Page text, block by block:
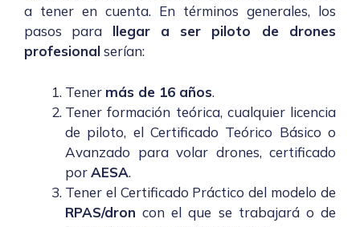
a tener en cuenta. En términos generales, los
pasos para llegar a ser piloto de drones
profesionalserían:
Tener más de 16 años.
Tener formación teórica, cualquier licencia
de piloto, el Certificado Teórico Básico o
Avanzado para volar drones, certificado
porAESA.
Tener el Certificado Práctico del modelo de
RPAS/dron con el que se trabajará o de